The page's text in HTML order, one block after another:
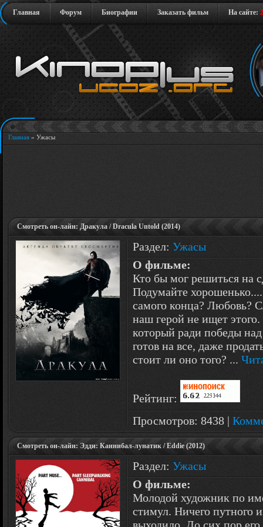
Главная Форум Биографии Заказать фильм На сайте:
Главная » Ужасы
Смотреть он-лайн: Дракула / Dracula Untold (2014)
Раздел: Ужасы
О фильме:
Кто бы мог решиться на
Подумайте
самого конца? Любовь?
наш герой не ищет
который ради победы
готов на все, даже
стоит ли оно того? ...
Рейтинг:
Просмотров: 8438 |
Смотреть он-лайн: Эдди: Каннибал-лунатик / Eddie (2012)
Раздел: Ужасы
О фильме:
Молодой художник по
стимул. Ничего путного